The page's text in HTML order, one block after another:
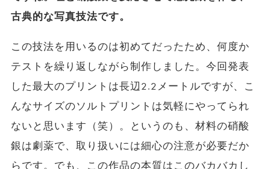
古典的な写真技法です。
この技法を用いるのは初めてだったため、何度か
テストを繰り返しながら制作しました。今回発表
した最大のプリントは長辺2.2メートルですが、こ
んなサイズのソルトプリントは気軽にやってられ
ないと思います（笑）。というのも、材料の硝酸
銀は劇薬で、 取り扱いには細心の注意が必要だか
らです。でも、この作品の本質はこのバカバカし